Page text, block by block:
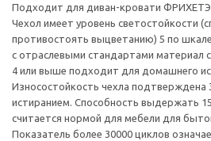
Подходит для диван-кровати
Чехол имеет уровень светостойкости
противостоять выцветанию) 5 по
с отраслевыми стандартами материал
4 или выше подходит для домашнего
Износостойкость чехла подтверждена
истиранием. Способность выдержать
считается нормой для мебели для
Показатель более 30000 циклов